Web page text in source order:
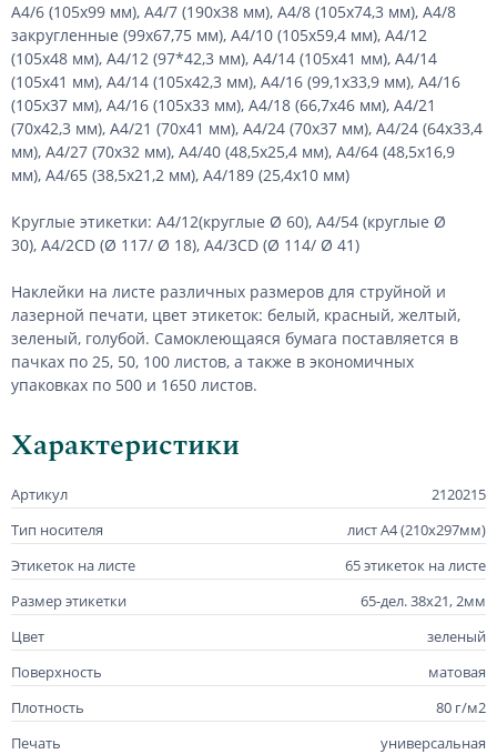
А4/6 (105х99 мм), А4/7 (190х38 мм), А4/8 (105х74,3 мм), А4/8
закругленные (99х67,75 мм), А4/10 (105х59,4 мм), А4/12
(105х48 мм), А4/12 (97*42,3 мм), А4/14 (105х41 мм), А4/14
(105х41 мм), А4/14 (105х42,3 мм), А4/16 (99,1х33,9 мм), А4/16
(105х37 мм), А4/16 (105х33 мм), А4/18 (66,7х46 мм), А4/21
(70х42,3 мм), А4/21 (70х41 мм), А4/24 (70х37 мм), А4/24 (64х33,4
мм), А4/27 (70х32 мм), А4/40 (48,5х25,4 мм), А4/64 (48,5х16,9
мм), А4/65 (38,5х21,2 мм), А4/189 (25,4х10 мм)
Круглые этикетки: А4/12(круглые Ø 60), А4/54 (круглые Ø
30), А4/2CD (Ø 117/ Ø 18), А4/3CD (Ø 114/ Ø 41)
Наклейки на листе различных размеров для струйной и
лазерной печати, цвет этикеток: белый, красный, желтый,
зеленый, голубой. Самоклеющаяся бумага поставляется в
пачках по 25, 50, 100 листов, а также в экономичных
упаковках по 500 и 1650 листов.
Характеристики
Артикул
2120215
Тип носителя
лист А4 (210х297мм)
Этикеток на листе
65 этикеток на листе
Размер этикетки
65-дел. 38х21, 2мм
Цвет
зеленый
Поверхность
матовая
Плотность
80 г/м2
Печать
универсальная